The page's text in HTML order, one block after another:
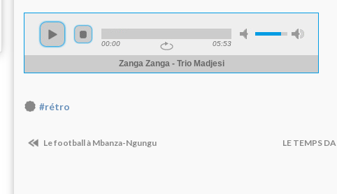
#rétro
Le football à Mbanza-Ngungu LE TEMPS